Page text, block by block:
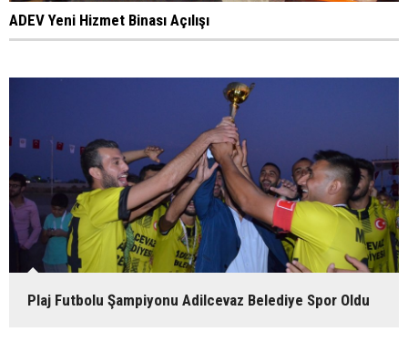
ADEV Yeni Hizmet Binası Açılışı
Plaj Futbolu Şampiyonu Adilcevaz Belediye Spor Oldu